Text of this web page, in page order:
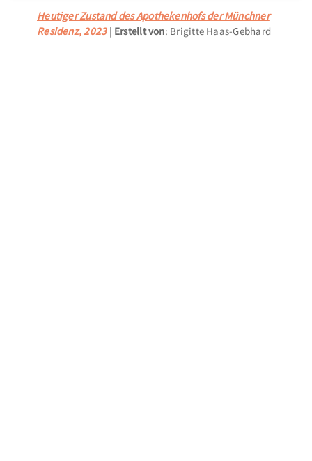
Heutiger Zustand des Apothekenhofs der Münchner
Residenz, 2023
Erstellt von: Brigitte Haas-Gebhard